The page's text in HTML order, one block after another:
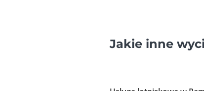
Jakie inne